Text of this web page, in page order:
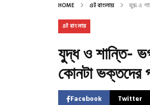
HOME এই বাংলায় যুদ্ধ ও
এই বাংলায়
যুদ্ধ ও শান্তি-
কোনটা ভক্তদের
Facebook Twitter